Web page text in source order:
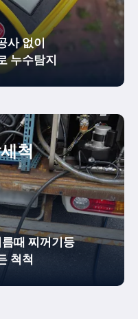
사 없이
누수탐지
척
때 찌꺼기등
척척